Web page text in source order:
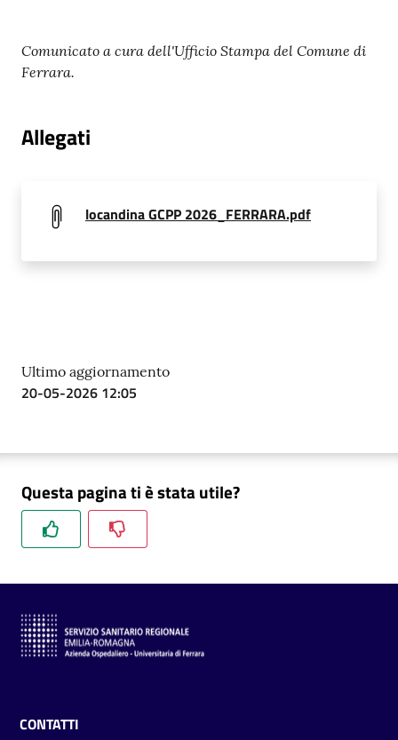
Comunicato a cura dell'Ufficio Stampa del Comune di
Ferrara.
Allegati
locandina GCPP 2026_FERRARA.pdf
Ultimo aggiornamento
20-05-2026 12:05
Questa pagina ti è stata utile?
CONTATTI